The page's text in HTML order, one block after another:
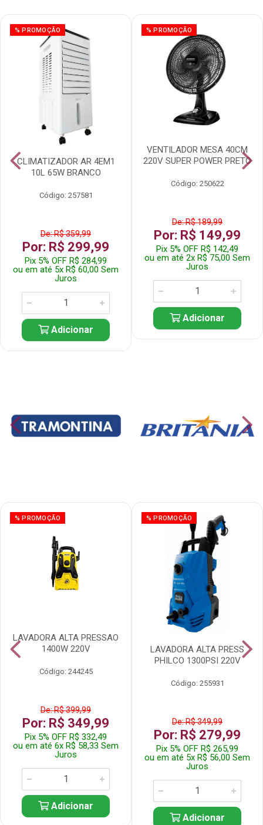
% PROMOÇÃO
CLIMATIZADOR AR 4EM1
10L 65W BRANCO
Código: 257581
De: R$ 359,99
Por: R$ 299,99
Pix 5% OFF R$ 284,99
ou em até 5x R$ 60,00 Sem
Juros
Adicionar
% PROMOÇÃO
VENTILADOR MESA 40CM
220V SUPER POWER PRETO
Código: 250622
De: R$ 189,99
Por: R$ 149,99
Pix 5% OFF R$ 142,49
ou em até 2x R$ 75,00 Sem
Juros
Adicionar
% PROMOÇÃO
LAVADORA ALTA PRESSAO
1400W 220V
Código: 244245
De: R$ 399,99
Por: R$ 349,99
Pix 5% OFF R$ 332,49
ou em até 6x R$ 58,33 Sem
Juros
Adicionar
% PROMOÇÃO
LAVADORA ALTA PRESS
PHILCO 1300PSI 220V
Código: 255931
De: R$ 349,99
Por: R$ 279,99
Pix 5% OFF R$ 265,99
ou em até 5x R$ 56,00 Sem
Juros
Adicionar